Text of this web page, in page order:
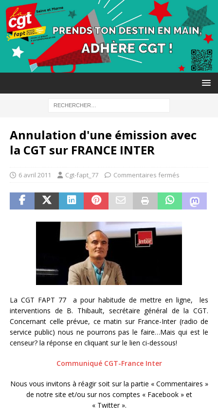
Annulation d'une émission avec
la CGT sur FRANCE INTER
6 avril 2011 Cgt-fapt_77 Commentaires fermés
La CGT FAPT 77 a pour habitude de mettre en ligne, les
interventions de B. Thibault, secrétaire général de la CGT.
Concernant celle prévue, ce matin sur France-Inter (radio de
service public) nous ne pourrons pas le faire…Mais qui est le
censeur? la réponse en cliquant sur le lien ci-dessous!
Communiqué CGT-France Inter
Nous vous invitons à réagir soit sur la partie « Commentaires »
de notre site et/ou sur nos comptes « Facebook » et
« Twitter ».